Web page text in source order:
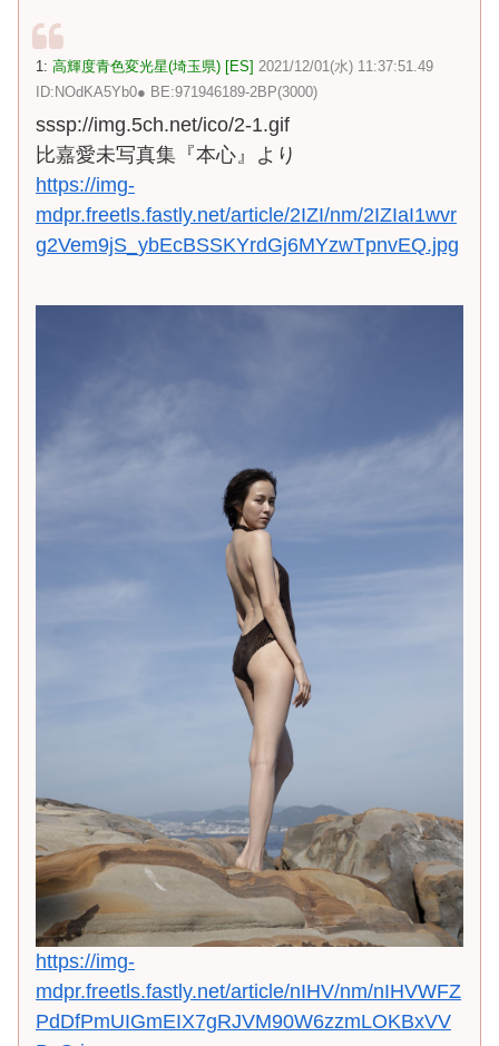
1: 高輝度青色変光星(埼玉県) [ES] 2021/12/01(水) 11:37:51.49
ID:NOdKA5Yb0● BE:971946189-2BP(3000)
sssp://img.5ch.net/ico/2-1.gif
比嘉愛未写真集『本心』より
https://img-
mdpr.freetls.fastly.net/article/2IZI/nm/2IZIaI1wvr
g2Vem9jS_ybEcBSSKYrdGj6MYzwTpnvEQ.jpg
https://img-
mdpr.freetls.fastly.net/article/nIHV/nm/nIHVWFZ
PdDfPmUIGmEIX7gRJVM90W6zzmLOKBxVV